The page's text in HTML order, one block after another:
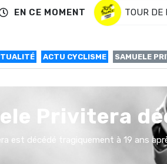
EN CE MOMENT TOUR DE
ACTU CYCLISME SAMUELE
Privitera
est décédé tragiquement à 19 ans